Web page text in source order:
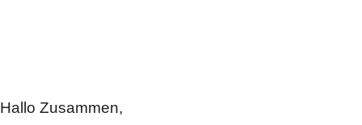
Hallo Zusammen,